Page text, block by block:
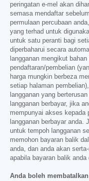
peringatan e-mel akan
semasa mendaftar
permulaan percubaan
yang terhad untuk
untuk satu peranti bagi
diperbaharui secara
langganan mengikut
pendaftaran/pembelian
harga mungkin berbeza
setiap halaman
langganan yang
langganan berbayar, jika
mempunyai akses kepada
langganan berbayar anda.
untuk tempoh langganan
memohon bayaran balik
anda, dan anda akan
apabila bayaran balik anda
Anda boleh